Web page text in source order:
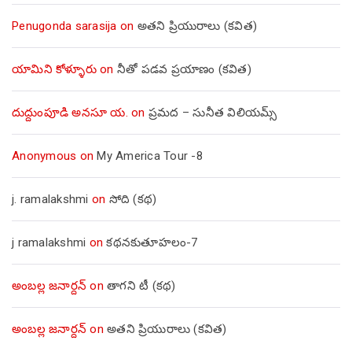
Penugonda sarasija on అతని ప్రియురాలు (కవిత)
యామిని కోళ్ళూరుon నీతో పడవ ప్రయాణం (కవిత)
దుద్దుంపూడి అనసూ య. on ప్రమద – సునీత విలియమ్స్
Anonymous onMy America Tour -8
j. ramalakshmi on సోది (కథ)
j ramalakshmi onకథనకుతూహలం-7
అంబల్ల జనార్దన్ on తాగని టీ (కథ)
అంబల్ల జనార్దన్ on అతని ప్రియురాలు (కవిత)